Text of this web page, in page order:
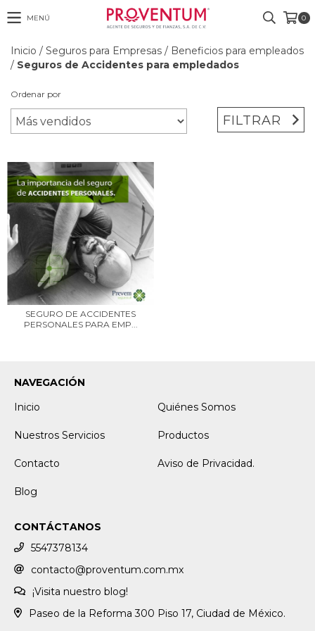
MENÚ 0
Inicio / Seguros para Empresas / Beneficios para empleados
/ Seguros de Accidentes para empledados
Ordenar por
FILTRAR
SEGURO DE ACCIDENTES
PERSONALES PARA EMP...
NAVEGACIÓN
Inicio
Quiénes Somos
Nuestros Servicios Productos
Contacto Aviso de Privacidad.
Blog
CONTÁCTANOS
5547378134
contacto@proventum.com.mx
¡Visita nuestro blog!
Paseo de la Reforma 300 Piso 17, Ciudad de México.